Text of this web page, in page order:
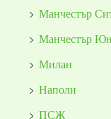
Манчестър
Манчестър
Милан
Наполи
ПСЖ